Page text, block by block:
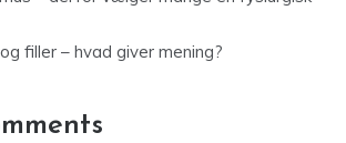
filler – hvad giver mening?